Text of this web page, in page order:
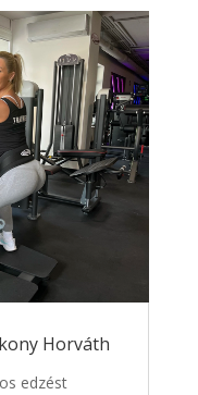
Horváth
edzést